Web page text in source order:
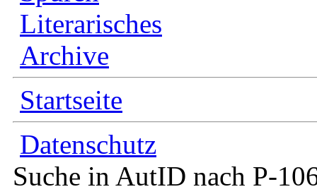
Literarisches
Archive
Startseite
Datenschutz
Suche in AutID nach P-